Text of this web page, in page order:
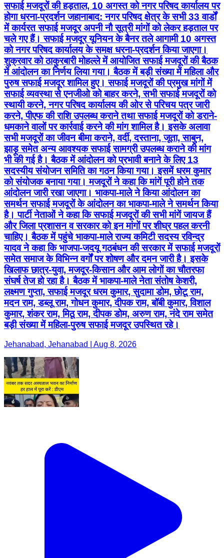
सफाई मजदूरों की हड़ताल, 10 अगस्त को नगर परिषद कार्यालय पर
होगा धरना-प्रदर्शन जहानाबाद: नगर परिषद क्षेत्र के सभी 33 वार्डों
में कार्यरत सफाई मजदूर अपनी नौ सूत्री मांगों को लेकर हड़ताल पर
चले गए हैं। सफाई मजदूर यूनियन के बैनर तले आगामी 10 अगस्त
को नगर परिषद कार्यालय के समक्ष धरना-प्रदर्शन किया जाएगा।
शुक्रवार को ठाकुरबारी मोहल्ले में आयोजित सफाई मजदूरों की बैठक
में आंदोलन का निर्णय लिया गया। बैठक में बड़ी संख्या में महिला और
पुरुष सफाई मजदूर शामिल हुए। सफाई मजदूरों की प्रमुख मांगों में
सफाई व्यवस्था से एनजीओ को बाहर करने, सभी सफाई मजदूरों को
स्थायी करने, नगर परिषद कार्यालय की ओर से परिचय पत्र जारी
करने, पीएफ की राशि उपलब्ध कराने तथा सफाई मजदूरों को डराने-
धमकाने वालों पर कार्रवाई करने की मांग शामिल है। इसके अलावा
सभी मजदूरों का जीवन बीमा कराने, वर्दी, दस्ताना, जूता, साबुन,
झाड़ू समेत अन्य आवश्यक सफाई सामग्री उपलब्ध कराने की मांग
भी की गई है। बैठक में आंदोलन को प्रभावी बनाने के लिए 13
सदस्यीय संयोजन समिति का गठन किया गया। इसमें धरम कुमार
को संयोजक बनाया गया। मजदूरों ने कहा कि मांगें पूरी होने तक
आंदोलन जारी रखा जाएगा। भाकपा-माले ने किया आंदोलन का
समर्थन सफाई मजदूरों के आंदोलन का भाकपा-माले ने समर्थन किया
है। पार्टी नेताओं ने कहा कि सफाई मजदूरों की सभी मांगें जायज हैं
और जिला प्रशासन व सरकार को इन मांगों पर शीघ्र पहल करनी
चाहिए। बैठक में पहुंचे भाकपा-माले राज्य कमिटी सदस्य रविन्द्र
यादव ने कहा कि भाजपा-जदयू गठबंधन की सरकार में सफाई मजदूरों
समेत समाज के विभिन्न वर्गों पर शोषण और दमन जारी है। इसके
खिलाफ छात्र-युवा, मजदूर-किसान और आम लोगों का चौतरफा
संघर्ष तेज हो रहा है। बैठक में भाकपा-माले नेता संतोष केशरी,
लक्ष्मण गुप्ता, सफाई मजदूर धरम कुमार, सुदामा डोम, छोटू राम,
मदन राम, डब्लू राम, गोधन कुमार, दीपक राम, बॉबी कुमार, विशाल
कुमार, शंकर राम, मिठू राम, दीपक डोम, अरुण राम, नंदे राम समेत
बड़ी संख्या में महिला-पुरुष सफाई मजदूर उपस्थित रहे।
Jehanabad, Jehanabad | Aug 8, 2026